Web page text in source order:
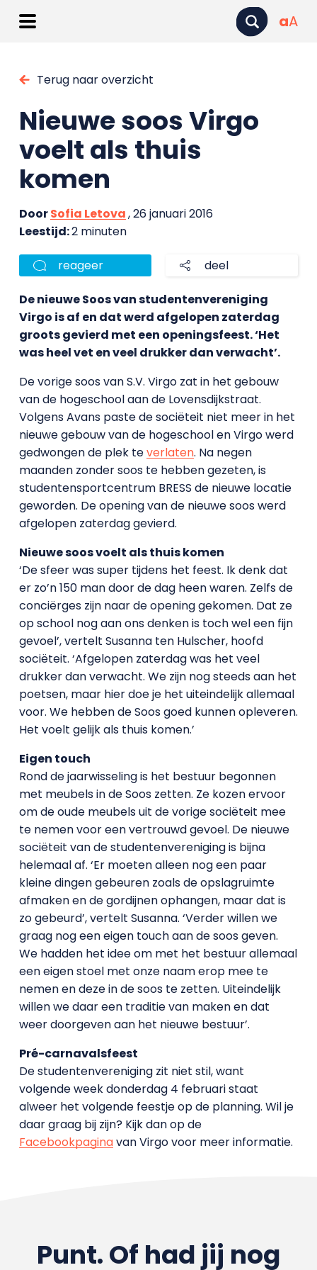
aA
Terug naar overzicht
Nieuwe soos Virgo
voelt als thuis
komen
DoorSofia Letova, 26 januari 2016
Leestijd:2 minuten
reageer deel
De nieuwe Soos van studentenvereniging
Virgo is af en dat werd afgelopen zaterdag
groots gevierd met een openingsfeest. ‘Het
was heel vet en veel drukker dan verwacht’.
De vorige soos van S.V. Virgo zat in het gebouw
van de hogeschool aan de Lovensdijkstraat.
Volgens Avans paste de sociëteit niet meer in het
nieuwe gebouw van de hogeschool en Virgo werd
gedwongen de plek teverlaten. Na negen
maanden zonder soos te hebben gezeten, is
studentensportcentrum BRESS de nieuwe locatie
geworden. De opening van de nieuwe soos werd
afgelopen zaterdag gevierd.
Nieuwe soos voelt als thuis komen
‘De sfeer was super tijdens het feest. Ik denk dat
er zo’n 150 man door de dag heen waren. Zelfs de
conciërges zijn naar de opening gekomen. Dat ze
op school nog aan ons denken is toch wel een fijn
gevoel’, vertelt Susanna ten Hulscher, hoofd
sociëteit. ‘Afgelopen zaterdag was het veel
drukker dan verwacht. We zijn nog steeds aan het
poetsen, maar hier doe je het uiteindelijk allemaal
voor. We hebben de Soos goed kunnen opleveren.
Het voelt gelijk als thuis komen.’
Eigen touch
Rond de jaarwisseling is het bestuur begonnen
met meubels in de Soos zetten. Ze kozen ervoor
om de oude meubels uit de vorige sociëteit mee
te nemen voor een vertrouwd gevoel. De nieuwe
sociëteit van de studentenvereniging is bijna
helemaal af. ‘Er moeten alleen nog een paar
kleine dingen gebeuren zoals de opslagruimte
afmaken en de gordijnen ophangen, maar dat is
zo gebeurd’, vertelt Susanna. ‘Verder willen we
graag nog een eigen touch aan de soos geven.
We hadden het idee om met het bestuur allemaal
een eigen stoel met onze naam erop mee te
nemen en deze in de soos te zetten. Uiteindelijk
willen we daar een traditie van maken en dat
weer doorgeven aan het nieuwe bestuur’.
Pré-carnavalsfeest
De studentenvereniging zit niet stil, want
volgende week donderdag 4 februari staat
alweer het volgende feestje op de planning. Wil je
daar graag bij zijn? Kijk dan op de
Facebookpaginavan Virgo voor meer informatie.
Punt. Of had jij nog